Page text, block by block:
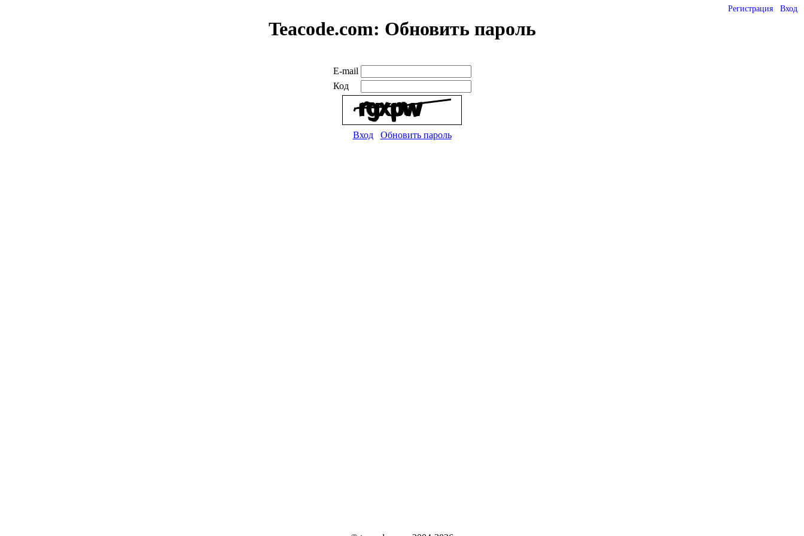
Регистрация Вход
Teacode.com: Обновить пароль
E-mail
Код
Вход Обновить пароль